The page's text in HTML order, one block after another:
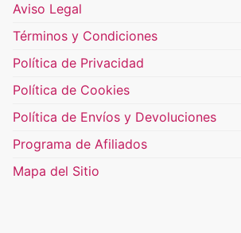
Aviso Legal
Términos y Condiciones
Política de Privacidad
Política de Cookies
Política de Envíos y Devoluciones
Programa de Afiliados
Mapa del Sitio